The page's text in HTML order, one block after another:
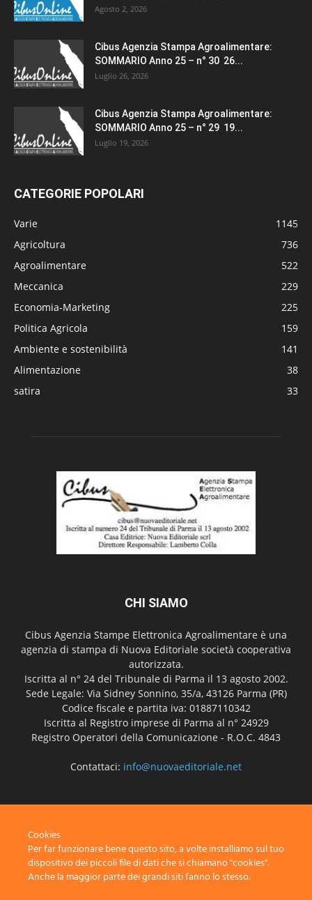
Agosto 2, 2026
Cibus Agenzia Stampa Agroalimentare:
SOMMARIO Anno 25 – n° 30 26...
Luglio 26, 2026
Cibus Agenzia Stampa Agroalimentare:
SOMMARIO Anno 25 – n° 29 19...
Luglio 19, 2026
CATEGORIE POPOLARI
Varie
1145
Agricoltura
736
Agroalimentare
522
Meccanica
229
Economia-Marketing
225
Politica Agricola
159
Ambiente e sostenibilità
141
Alimentazione
38
satira
33
CHI SIAMO
Cibus Agenzia Stampe Elettronica Agroalimentare è una
agenzia di stampa di Nuova Editoriale società cooperativa
autorizzata.
Iscritta al n° 24 del Tribunale di Parma il 13 agosto 2002.
Sede Legale: Via Sidney Sonnino, 35/a, 43126 Parma (PR)
Codice fiscale e partita iva: 01887110342
Iscritta al Registro imprese di Parma al n° 24929
Registro Operatori della Comunicazione - R.O.C. 4843
Contattaci: info@nuovaeditoriale.net
Cookies
Per far funzionare bene questo sito, a volte installiamo sul tuo
dispositivo dei piccoli file di dati che si chiamano "cookies".
Anche la maggior parte dei grandi siti fanno lo stesso.